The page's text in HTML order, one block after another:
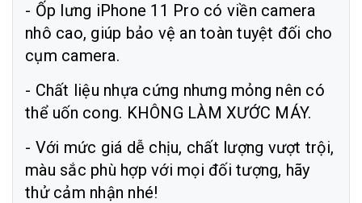
- Ốp lưng iPhone 11 Pro có viền camera
nhô cao, giúp bảo vệ an toàn tuyệt đối cho
cụm camera.
- Chất liệu nhựa cứng nhưng mỏng nên có
thể uốn cong. KHÔNG LÀM XƯỚC MÁY.
- Với mức giá dễ chịu, chất lượng vượt trội,
màu sắc phù hợp với mọi đối tượng, hãy
thử cảm nhận nhé!